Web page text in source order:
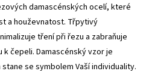
damascénských ocelí, které
a houževnatost. Třpytivý
tření při řezu a zabraňuje
čepeli. Damascénský vzor je
se symbolem Vaší individuality.